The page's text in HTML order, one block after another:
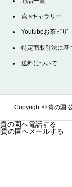
貞’sギャラリー
Youtubeお茶ピザ
特定商取引法に基
送料について
Copyright © 貴の園
貴の園へ電話する
貴の園へメールする